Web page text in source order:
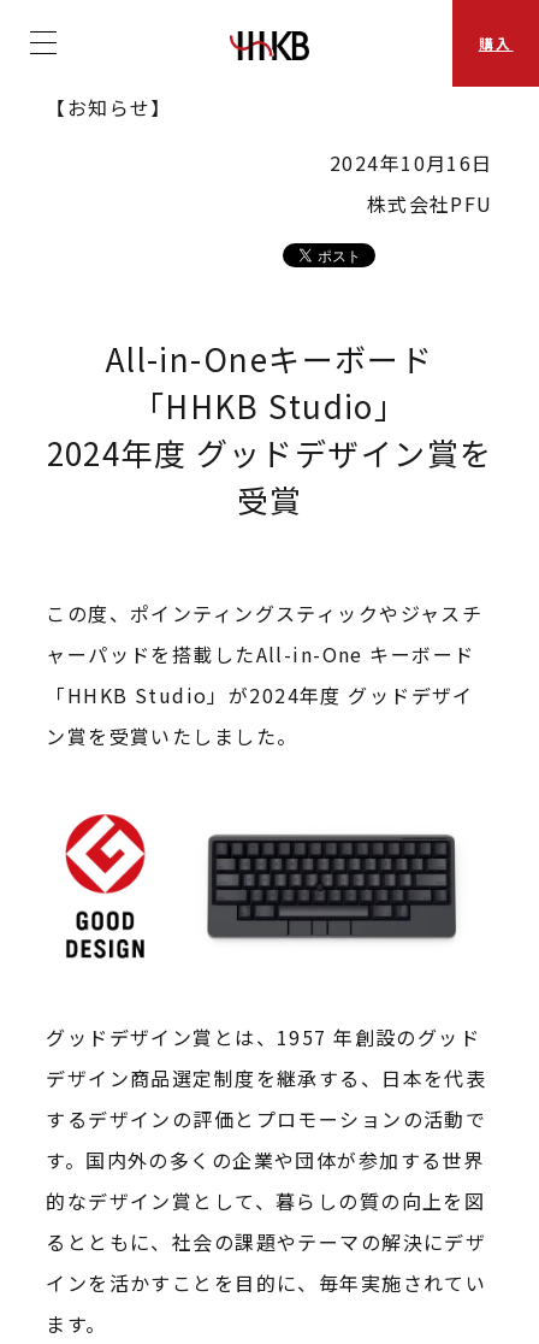
購入
【お知らせ】
2024年10月16日
株式会社PFU
All-in-Oneキーボード
「HHKB Studio」
2024年度 グッドデザイン賞を
受賞
この度、ポインティングスティックやジャスチ
ャーパッドを搭載したAll-in-One キーボード
「HHKB Studio」が2024年度 グッドデザイ
ン賞を受賞いたしました。
グッドデザイン賞とは、1957 年創設のグッド
デザイン商品選定制度を継承する、日本を代表
するデザインの評価とプロモーションの活動で
す。国内外の多くの企業や団体が参加する世界
的なデザイン賞として、暮らしの質の向上を図
るとともに、社会の課題やテーマの解決にデザ
インを活かすことを目的に、毎年実施されてい
ます。